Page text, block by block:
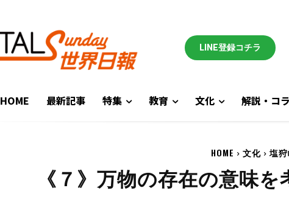
LINE登録コチラ
HOME 最新記事 特集 教育 文化 解説・コ
HOME 文化 塩
《７》万物の存在の意味を